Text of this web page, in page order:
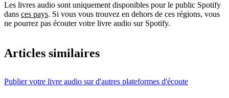
Les livres audio sont uniquement disponibles pour le public Spotify
dans ces pays. Si vous vous trouvez en dehors de ces régions, vous
ne pourrez pas écouter votre livre audio sur Spotify.
Articles similaires
Publier votre livre audio sur d'autres plateformes d'écoute